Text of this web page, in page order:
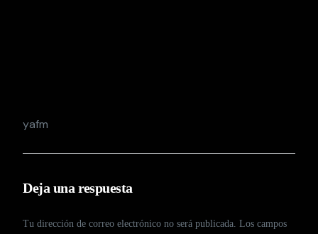
yafm
Deja una respuesta
Tu dirección de correo electrónico no será publicada. Los campos